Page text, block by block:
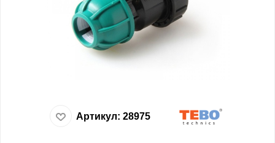
Артикул: 28975